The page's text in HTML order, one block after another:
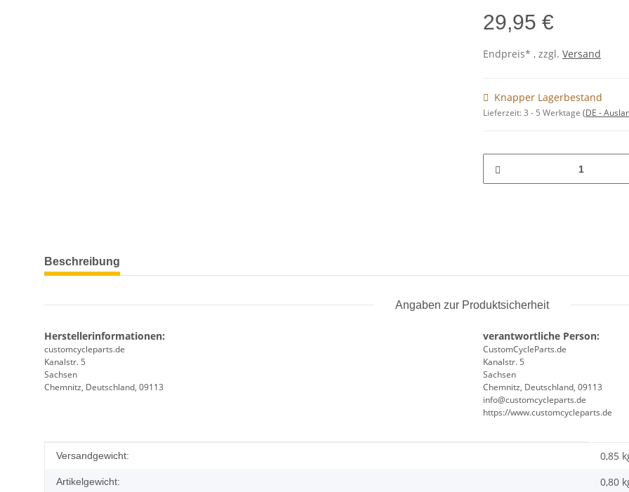
29,95 €
Endpreis* , zzgl. Versand
Knapper Lagerbestand
Lieferzeit:3 - 5 Werktage (DE -
weitere Registerkarten anzeigen
Beschreibung
Angaben zur Produktsicherheit
Herstellerinformationen:
customcycleparts.de
Kanalstr. 5
Sachsen
Chemnitz, Deutschland, 09113
verantwortliche Person:
CustomCycleParts.de
Kanalstr. 5
Sachsen
Chemnitz, Deutschland, 09113
info@customcycleparts.de
https://www.customcycleparts.de
Produkteigenschaft
Wert
Versandgewicht: 0,85
Artikelgewicht: 0,80